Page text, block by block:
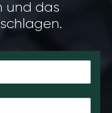
und das